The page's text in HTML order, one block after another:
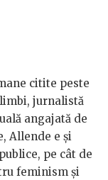
citite peste
jurnalistă
angajată de
Allende e și
pe cât de
feminism și